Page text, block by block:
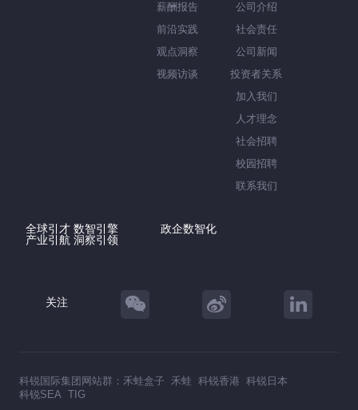
薪酬报告
前沿实践
观点洞察
视频访谈
公司介绍
社会责任
公司新闻
投资者关系
加入我们
人才理念
社会招聘
校园招聘
联系我们
全球引才 数智引擎
产业引航 洞察引领
政企数智化
关注
科锐国际集团网站群： 禾蛙盒子 禾蛙 科锐香港 科锐日本
科锐SEA TIG